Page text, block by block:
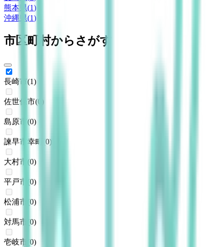
熊本県(1)
沖縄県(1)
市区町村からさがす
長崎市(1)
佐世保市(0 )
島原市 (0)
諫早市幸町 (0)
大村市 (0)
平戸市 (0)
松浦市 (0)
対馬市 (0)
壱岐市 (0)